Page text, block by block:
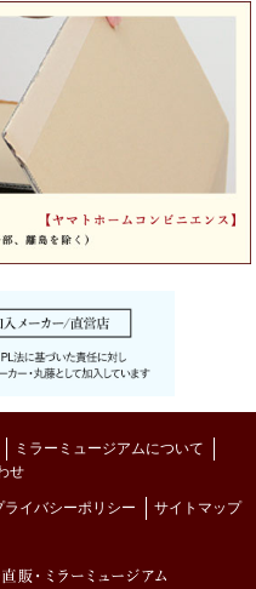
ミラーミュージアムについて
せ
ライバシーポリシー サイトマップ